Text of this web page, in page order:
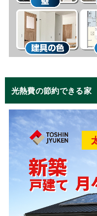
光熱費の節約できる家